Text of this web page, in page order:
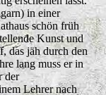
in einer
schön früh
Kunst und
das jäh durch den
lang muss er in
der
Lehrer nach